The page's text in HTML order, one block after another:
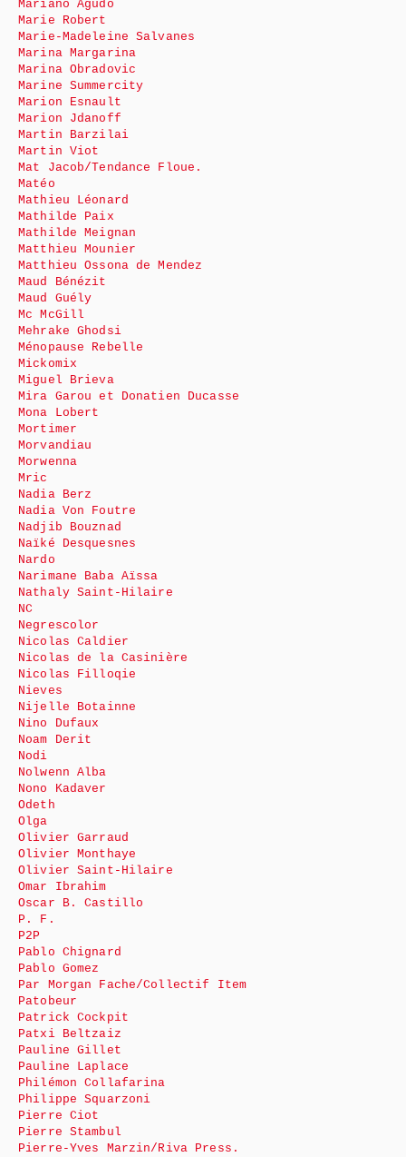
Mariano Agudo
Marie Robert
Marie-Madeleine Salvanes
Marina Margarina
Marina Obradovic
Marine Summercity
Marion Esnault
Marion Jdanoff
Martin Barzilai
Martin Viot
Mat Jacob/Tendance Floue.
Matéo
Mathieu Léonard
Mathilde Paix
Mathilde Meignan
Matthieu Mounier
Matthieu Ossona de Mendez
Maud Bénézit
Maud Guély
Mc McGill
Mehrake Ghodsi
Ménopause Rebelle
Mickomix
Miguel Brieva
Mira Garou et Donatien Ducasse
Mona Lobert
Mortimer
Morvandiau
Morwenna
Mric
Nadia Berz
Nadia Von Foutre
Nadjib Bouznad
Naïké Desquesnes
Nardo
Narimane Baba Aïssa
Nathaly Saint-Hilaire
NC
Negrescolor
Nicolas Caldier
Nicolas de la Casinière
Nicolas Filloqie
Nieves
Nijelle Botainne
Nino Dufaux
Noam Derit
Nodi
Nolwenn Alba
Nono Kadaver
Odeth
Olga
Olivier Garraud
Olivier Monthaye
Olivier Saint-Hilaire
Omar Ibrahim
Oscar B. Castillo
P. F.
P2P
Pablo Chignard
Pablo Gomez
Par Morgan Fache/Collectif Item
Patobeur
Patrick Cockpit
Patxi Beltzaiz
Pauline Gillet
Pauline Laplace
Philémon Collafarina
Philippe Squarzoni
Pierre Ciot
Pierre Stambul
Pierre-Yves Marzin/Riva Press.